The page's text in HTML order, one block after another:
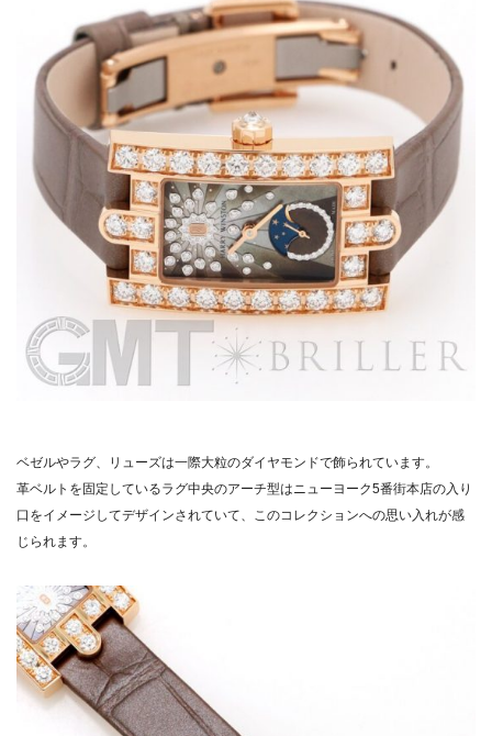
ベゼルやラグ、リューズは一際大粒のダイヤモンドで飾られています。
革ベルトを固定しているラグ中央のアーチ型はニューヨーク5番街本店の入り
口をイメージしてデザインされていて、このコレクションへの思い入れが感
じられます。